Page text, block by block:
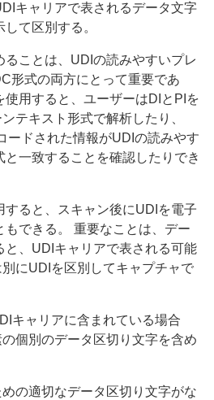
キャリアで表されるデータ文字
て区別する。
ることは、UDIの読みやすいプレ
形式の両方にとって重要であ
使用すると、ユーザーはDIとPIを
テキスト形式で解析したり、
ードされた情報がUDIの読みやす
一致することを確認したりでき
すると、スキャン後にUDIを電子
もできる。 重要なことは、デー
と、UDIキャリアで表される可能
にUDIを区別してキャプチャで
キャリアに含まれている場合
個別のデータ区切り文字を含め
の適切なデータ区切り文字がな